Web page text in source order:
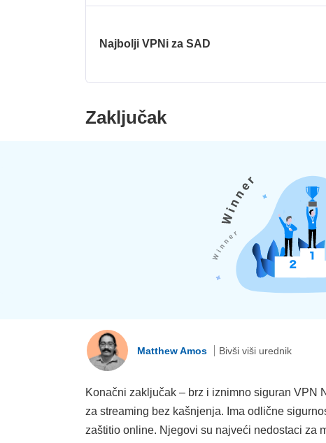
Najbolji VPNi za SAD
Zaključak
Matthew Amos Bivši viši urednik
Konačni zaključak – brz i iznimno siguran VPN
za streaming bez kašnjenja. Ima odlične
zaštitio online. Njegovi su najveći nedostaci za